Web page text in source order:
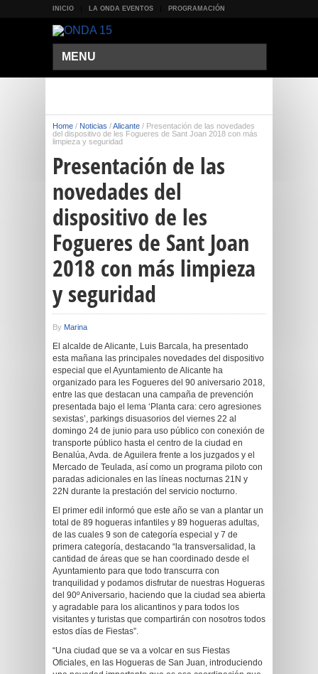
INICIO LA ONDA EVENTOS PROGRAMACIÓN
MENU
Home / Noticias /Alicante / Presentación de las novedades
del dispositivo de les Fogueres de Sant Joan 2018 con más
limpieza y seguridad
Presentación de las
novedades del
dispositivo de les
Fogueres de Sant Joan
2018 con más limpieza
y seguridad
By Marina
El alcalde de Alicante, Luis Barcala, ha presentado
esta mañana las principales novedades del dispositivo
especial que el Ayuntamiento de Alicante ha
organizado para les Fogueres del 90 aniversario 2018,
entre las que destacan una campaña de prevención
presentada bajo el lema ‘Planta cara: cero agresiones
sexistas’, parkings disuasorios del viernes 22 al
domingo 24 de junio para uso público con conexión de
transporte público hasta el centro de la ciudad en
Benalúa, Avda. de Aguilera frente a los juzgados y el
Mercado de Teulada, así como un programa piloto con
paradas adicionales en las líneas nocturnas 21N y
22N durante la prestación del servicio nocturno.
El primer edil informó que este año se van a plantar un
total de 89 hogueras infantiles y 89 hogueras adultas,
de las cuales 9 son de categoría especial y 7 de
primera categoría, destacando “la transversalidad, la
cantidad de áreas que se han coordinado desde el
Ayuntamiento para que todo transcurra con
tranquilidad y podamos disfrutar de nuestras Hogueras
del 90º Aniversario, haciendo que la ciudad sea abierta
y agradable para los alicantinos y para todos los
visitantes y turistas que compartirán con nosotros todos
estos días de Fiestas”.
“Una ciudad que se va a volcar en sus Fiestas
Oficiales, en las Hogueras de San Juan, introduciendo